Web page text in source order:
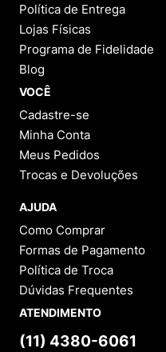
Política de Entrega
Lojas Físicas
Programa de Fidelidade
Blog
VOCÊ
Cadastre-se
Minha Conta
Meus Pedidos
Trocas e Devoluções
AJUDA
Como Comprar
Formas de Pagamento
Política de Troca
Dúvidas Frequentes
ATENDIMENTO
(11) 4380-6061